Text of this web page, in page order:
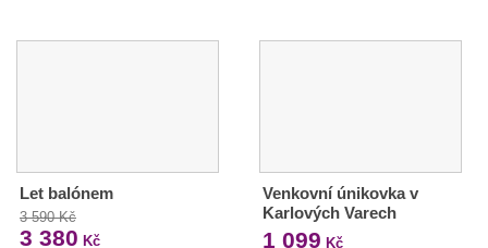
Let balónem
3 590 Kč
3 380 Kč
Venkovní únikovka v
Karlových Varech
1 099 Kč